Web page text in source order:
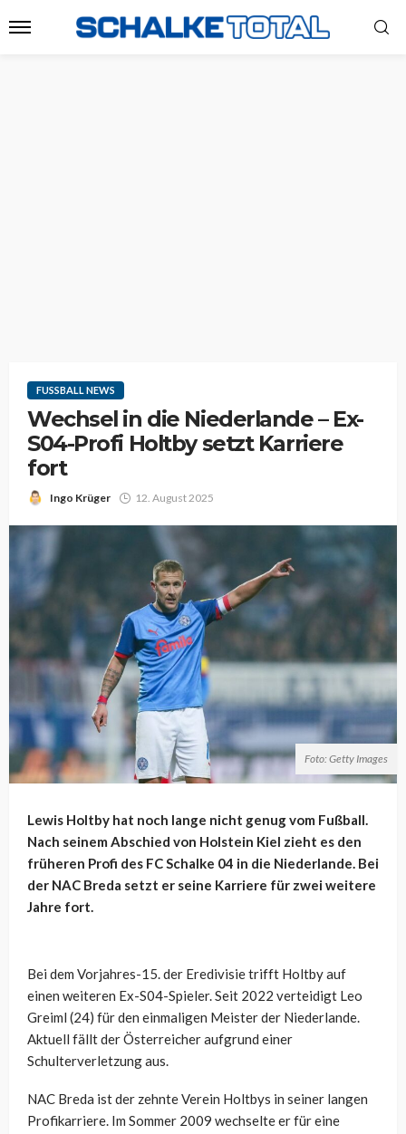
FUSSBALL NEWS
Wechsel in die Niederlande – Ex-
S04-Profi Holtby setzt Karriere
fort
Ingo Krüger 12. August 2025
Foto: Getty Images
Lewis Holtby hat noch lange nicht genug vom Fußball.
Nach seinem Abschied von Holstein Kiel zieht es den
früheren Profi des FC Schalke 04 in die Niederlande. Bei
der NAC Breda setzt er seine Karriere für zwei weitere
Jahre fort.
Bei dem Vorjahres-15. der Eredivisie trifft Holtby auf
einen weiteren Ex-S04-Spieler. Seit 2022 verteidigt Leo
Greiml (24) für den einmaligen Meister der Niederlande.
Aktuell fällt der Österreicher aufgrund einer
Schulterverletzung aus.
NAC Breda ist der zehnte Verein Holtbys in seiner langen
Profikarriere. Im Sommer 2009 wechselte er für eine